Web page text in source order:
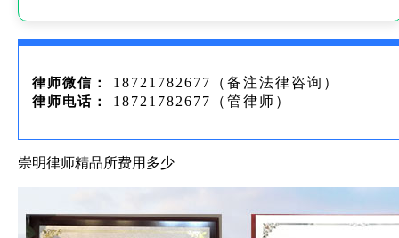
律师微信： 18721782677（备注法律咨询）
律师电话： 18721782677（管律师）
崇明律师精品所费用多少